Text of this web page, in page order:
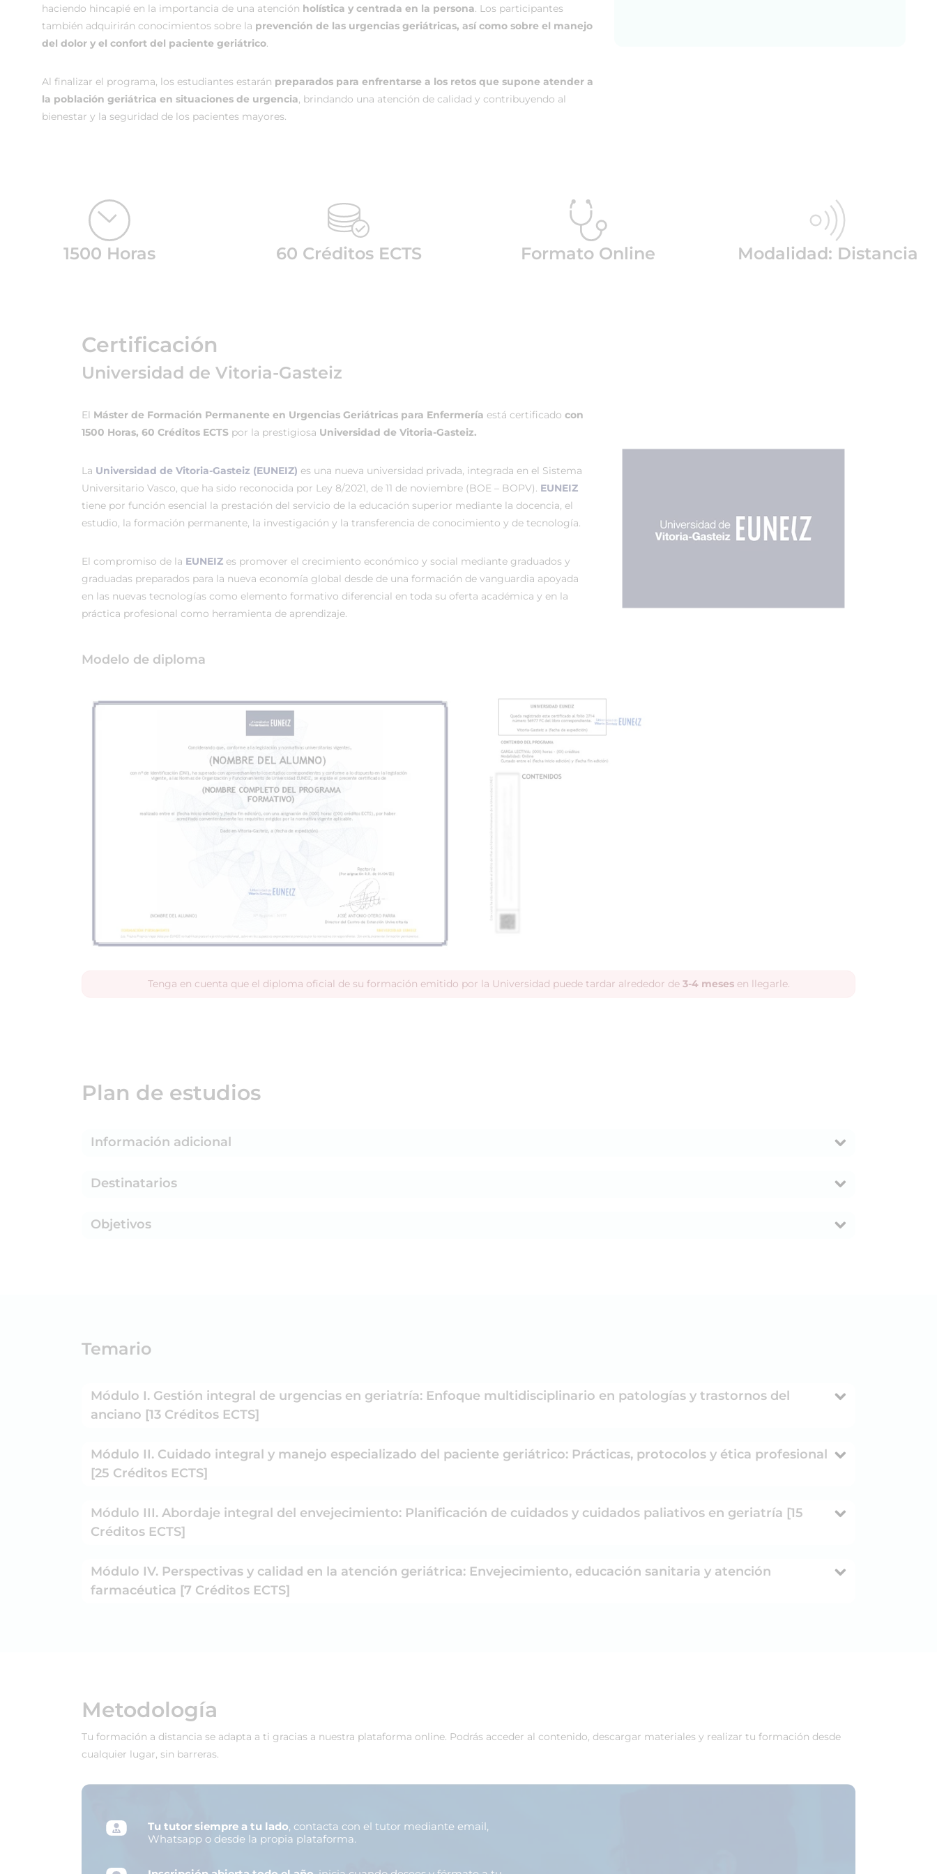
haciendo hincapié en la importancia de una atención holística y centrada en la persona. Los participantes
también adquirirán conocimientos sobre la prevención de las urgencias geriátricas, así como sobre el manejo
del dolor y el confort del paciente geriátrico.
Al finalizar el programa, los estudiantes estarán preparados para enfrentarse a los retos que supone atender a
la población geriátrica en situaciones de urgencia, brindando una atención de calidad y contribuyendo al
bienestar y la seguridad de los pacientes mayores.
1500 Horas 60 Créditos ECTS Formato Online Modalidad: Distancia
Certificación
Universidad de Vitoria-Gasteiz
El Máster de Formación Permanente en Urgencias Geriátricas para Enfermería está certificado con
1500 Horas, 60 Créditos ECTS por la prestigiosa Universidad de Vitoria-Gasteiz.
La Universidad de Vitoria-Gasteiz (EUNEIZ) es una nueva universidad privada, integrada en el Sistema
Universitario Vasco, que ha sido reconocida por Ley 8/2021, de 11 de noviembre (BOE – BOPV). EUNEIZ
tiene por función esencial la prestación del servicio de la educación superior mediante la docencia, el
estudio, la formación permanente, la investigación y la transferencia de conocimiento y de tecnología.
El compromiso de la EUNEIZ es promover el crecimiento económico y social mediante graduados y
graduadas preparados para la nueva economía global desde de una formación de vanguardia apoyada
en las nuevas tecnologías como elemento formativo diferencial en toda su oferta académica y en la
práctica profesional como herramienta de aprendizaje.
Modelo de diploma
Tenga en cuenta que el diploma oficial de su formación emitido por la Universidad puede tardar alrededor de 3-4 mesesen llegarle.
Plan de estudios
Información adicional
Destinatarios
Objetivos
Temario
Módulo I. Gestión integral de urgencias en geriatría: Enfoque multidisciplinario en patologías y trastornos del
anciano [13 Créditos ECTS]
Módulo II. Cuidado integral y manejo especializado del paciente geriátrico: Prácticas, protocolos y ética profesional
[25 Créditos ECTS]
Módulo III. Abordaje integral del envejecimiento: Planificación de cuidados y cuidados paliativos en geriatría [15
Créditos ECTS]
Módulo IV. Perspectivas y calidad en la atención geriátrica: Envejecimiento, educación sanitaria y atención
farmacéutica [7 Créditos ECTS]
Metodología
Tu formación a distancia se adapta a ti gracias a nuestra plataforma online. Podrás acceder al contenido, descargar materiales y realizar tu formación desde
cualquier lugar, sin barreras.
Tu tutor siempre a tu lado, contacta con el tutor mediante email,
Whatsapp o desde la propia plataforma.